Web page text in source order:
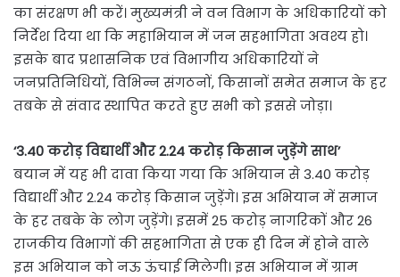
का संरक्षण भी करें। मुख्यमंत्री ने वन विभाग के अधिकारियों को
निर्देश दिया था कि महाभियान में जन सहभागिता अवश्य हो।
इसके बाद प्रशासनिक एवं विभागीय अधिकारियों ने
जनप्रतिनिधियों, विभिन्न संगठनों, किसानों समेत समाज के हर
तबके से संवाद स्थापित करते हुए सभी को इससे जोड़ा।
‘3.40 करोड़ विद्यार्थी और 2.24 करोड़ किसान जुड़ेंगे साथ’
बयान में यह भी दावा किया गया कि अभियान से 3.40 करोड़
विद्यार्थी और 2.24 करोड़ किसान जुड़ेंगे। इस अभियान में समाज
के हर तबके के लोग जुड़ेंगे। इसमें 25 करोड़ नागरिकों और 26
राजकीय विभागों की सहभागिता से एक ही दिन में होने वाले
इस अभियान को नऊ ऊंचाई मिलेगी। इस अभियान में ग्राम